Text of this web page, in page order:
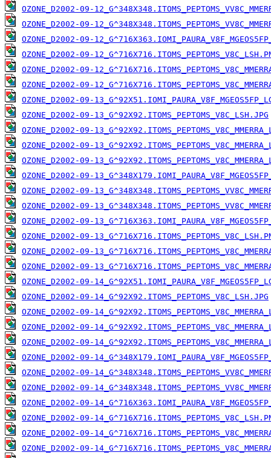
OZONE_D2002-09-
OZONE_D2002-09-
OZONE_D2002-09-
OZONE_D2002-09-
OZONE_D2002-09-
OZONE_D2002-09-
OZONE_D2002-09-
OZONE_D2002-09-13_G^92X92.ITOMS_PEPTOMS_V8C_LSH.JPG
OZONE_D2002-09-
OZONE_D2002-09-
OZONE_D2002-09-
OZONE_D2002-09-
OZONE_D2002-09-
OZONE_D2002-09-
OZONE_D2002-09-
OZONE_D2002-09-
OZONE_D2002-09-
OZONE_D2002-09-
OZONE_D2002-09-
OZONE_D2002-09-14_G^92X92.ITOMS_PEPTOMS_V8C_LSH.JPG
OZONE_D2002-09-
OZONE_D2002-09-
OZONE_D2002-09-
OZONE_D2002-09-
OZONE_D2002-09-
OZONE_D2002-09-
OZONE_D2002-09-
OZONE_D2002-09-
OZONE_D2002-09-
OZONE_D2002-09-